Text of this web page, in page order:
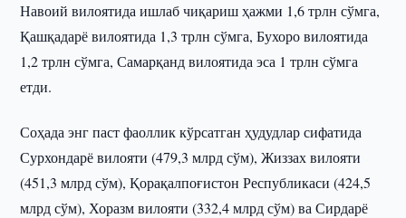
Навоий вилоятида ишлаб чиқариш ҳажми 1,6 трлн сўмга,
Қашқадарё вилоятида 1,3 трлн сўмга, Бухоро вилоятида
1,2 трлн сўмга, Самарқанд вилоятида эса 1 трлн сўмга
етди.
Соҳада энг паст фаоллик кўрсатган ҳудудлар сифатида
Сурхондарё вилояти (479,3 млрд сўм), Жиззах вилояти
(451,3 млрд сўм), Қорақалпоғистон Республикаси (424,5
млрд сўм), Хоразм вилояти (332,4 млрд сўм) ва Сирдарё